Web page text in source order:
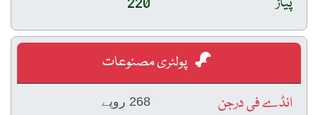
پولٹری مصنوعات
انڈے فی درجن
268 روپے